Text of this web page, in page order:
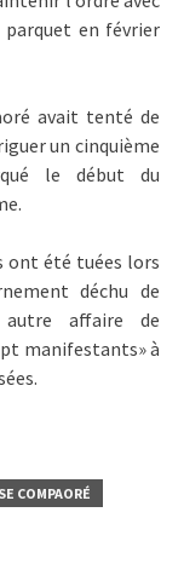
parquet en février
avait tenté de
un cinquième
le début du
ont été tuées lors
déchu de
affaire de
manifestants» à
COMPAORÉ